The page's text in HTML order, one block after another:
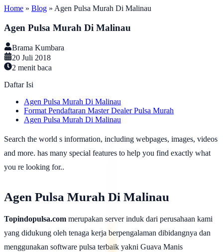
Home » Blog » Agen Pulsa Murah Di Malinau
Agen Pulsa Murah Di Malinau
Brama Kumbara
20 Juli 2018
2 menit baca
Daftar Isi
Agen Pulsa Murah Di Malinau
Format Pendaftaran Master Dealer Pulsa Murah
Agen Pulsa Murah Di Malinau
Search the world s information, including webpages, images, videos
and more. has many special features to help you find exactly what
you re looking for..
Agen Pulsa Murah Di Malinau
Topindopulsa.com merupakan server induk dari perusahaan kami
yang didukung oleh tenaga kerja berpengalaman dibidangnya dan
menggunakan software pulsa terbaik yakni Guava Manis